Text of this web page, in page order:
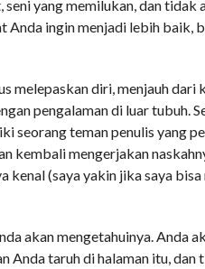
yang memilukan, dan tidak
ingin menjadi lebih baik,
melepaskan diri, menjauh
pengalaman di luar tubuh.
seorang teman penulis yang
kembali mengerjakan
kenal (saya yakin jika saya
akan mengetahuinya. Anda
Anda taruh di halaman itu, dan